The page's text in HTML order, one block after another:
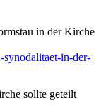
in der Kirche
in-der-
sollte geteilt